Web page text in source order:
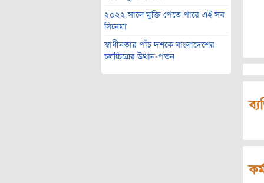
২০২২ সালে মুক্তি পেতে পারে এই সব
সিনেমা
স্বাধীনতার পাঁচ দশকে বাংলাদেশের
চলচ্চিত্রের উত্থান-পতন